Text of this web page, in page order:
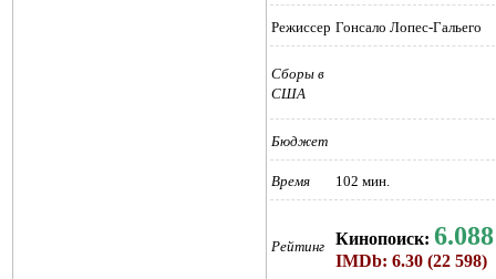
Режиссер Гонсало Лопес-Гальего
Сборы в
США
Бюджет
Время 102 мин.
Рейтинг Кинопоиск: 6.088
IMDb: 6.30 (22 598)